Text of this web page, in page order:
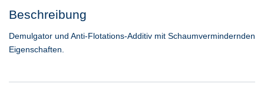
Beschreibung
Demulgator und Anti-Flotations-Additiv mit Schaumvermindernden
Eigenschaften.